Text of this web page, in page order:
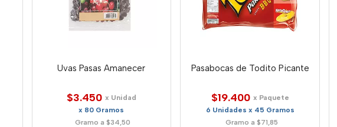
Uvas Pasas Amanecer
$3.450 x Unidad
x 80 Gramos
Gramo a $34,50
Pasabocas de Todito Picante
$19.400 x Paquete
6 Unidades x 45 Gramos
Gramo a $71,85